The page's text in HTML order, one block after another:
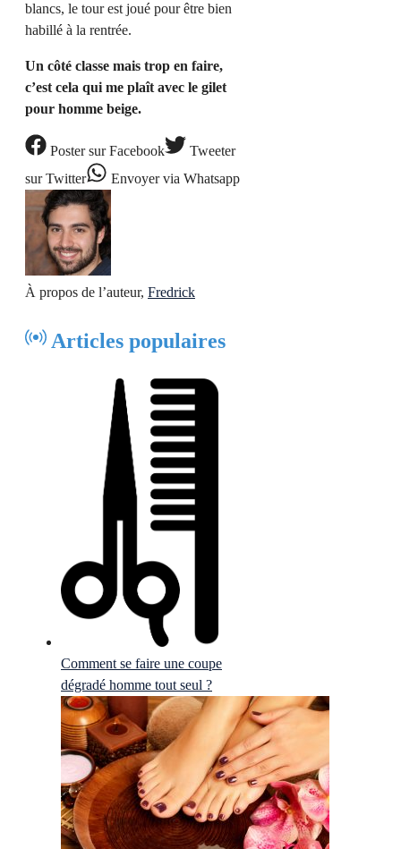
blancs, le tour est joué pour être bien
habillé à la rentrée.
Un côté classe mais trop en faire,
c’est cela qui me plaît avec le gilet
pour homme beige.
Postersur Facebook
Tweeter
sur Twitter
Envoyervia Whatsapp
À propos de l’auteur, Fredrick
Articles populaires
Comment se faire une coupe
dégradé homme tout seul ?